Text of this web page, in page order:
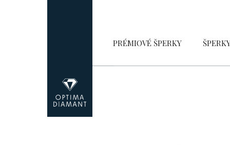
PRÉMIOVÉ ŠPERKY